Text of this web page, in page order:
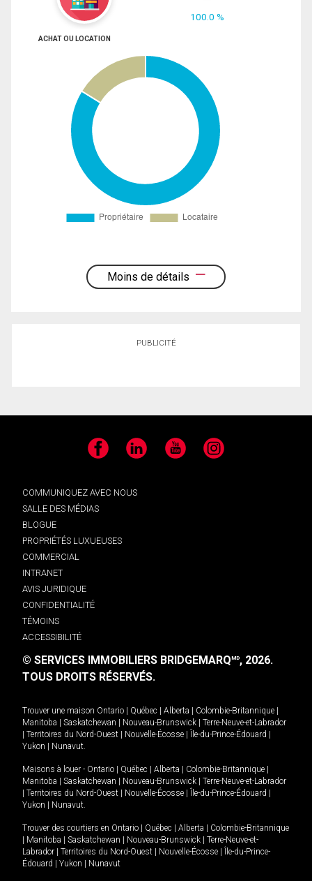
100.0 %
ACHAT OU LOCATION
Moins de détails
PUBLICITÉ
Facebook LinkedIn YouTube Instagram
COMMUNIQUEZ AVEC NOUS
SALLE DES MÉDIAS
BLOGUE
PROPRIÉTÉS LUXUEUSES
COMMERCIAL
INTRANET
AVIS JURIDIQUE
CONFIDENTIALITÉ
TÉMOINS
ACCESSIBILITÉ
© SERVICES IMMOBILIERS BRIDGEMARQMD, 2026.
TOUS DROITS RÉSERVÉS.
Trouver une maison Ontario Québec Alberta Colombie-Britannique
Manitoba
Saskatchewan Nouveau-Brunswick
Terre-Neuve-et-Labrador
Territoires du Nord-Ouest Nouvelle-Écosse Île-du-Prince-Édouard
Yukon
Nunavut.
Maisons à louer - Ontario Québec Alberta Colombie-Britannique
Manitoba
Saskatchewan Nouveau-Brunswick
Terre-Neuve-et-Labrador
Territoires du Nord-Ouest Nouvelle-Écosse Île-du-Prince-Édouard
Yukon
Nunavut.
Trouver des courtiers en Ontario Québec Alberta
Colombie-Britannique
Manitoba Saskatchewan Nouveau-Brunswick
Terre-Neuve-et-
Labrador
Territoires du Nord-Ouest Nouvelle-Écosse
Île-du-Prince-
Édouard
Yukon Nunavut